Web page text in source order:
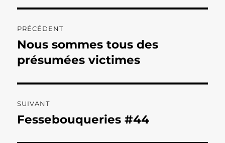
de
l’article
PRÉCÉDENT
Publication
précédente :
Nous sommes tous des
présumées victimes
SUIVANT
Publication
Fessebouqueries #44